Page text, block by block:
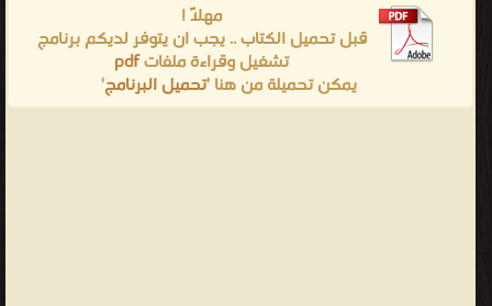
مهلاً !
قبل تحميل الكتاب .. يجب ان يتوفر لديكم برنامج
تشغيل وقراءة ملفاتpdf
يمكن تحميلة من هنا 'تحميل البرنامج'